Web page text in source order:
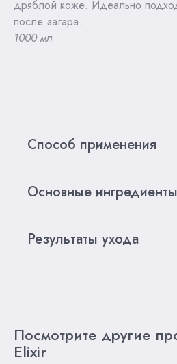
дряблой коже. Идеально
после загара.
1000 мл
Способ применения
Основные ингредиенты
Результаты ухода
Посмотрите другие
Elixir